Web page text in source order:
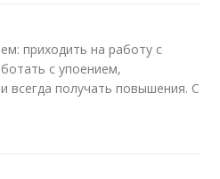
приходить на работу с
с упоением,
всегда получать повышения. С